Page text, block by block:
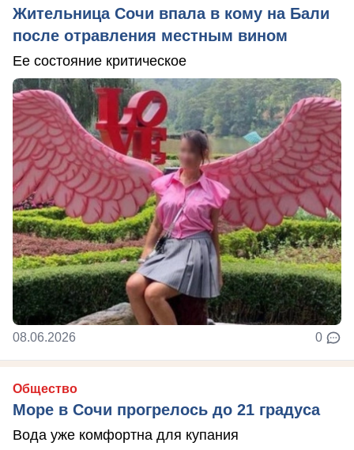
Жительница Сочи впала в кому на Бали
после отравления местным вином
Ее состояние критическое
08.06.2026 0
Общество
Море в Сочи прогрелось до 21 градуса
Вода уже комфортна для купания